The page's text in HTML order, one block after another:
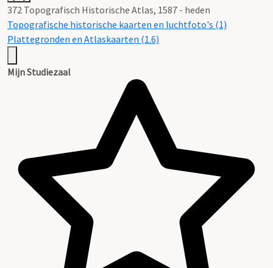
372 Topografisch Historische Atlas, 1587 - heden
Topografische historische kaarten en luchtfoto's (1)
Plattegronden en Atlaskaarten (1.6)
Mijn Studiezaal